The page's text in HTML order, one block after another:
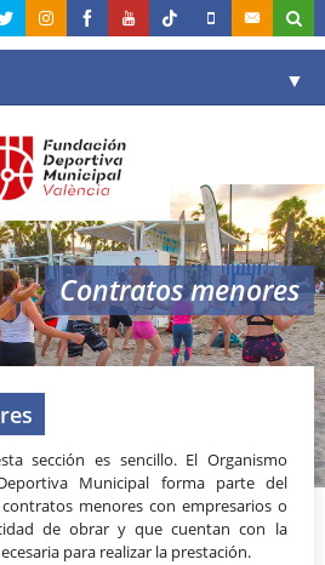
▼
▼
▼
▼
Contratos menores
sección es sencillo. El Organismo
Municipal forma parte del
menores con empresarios o
de obrar y que cuentan con la
para realizar la prestación.